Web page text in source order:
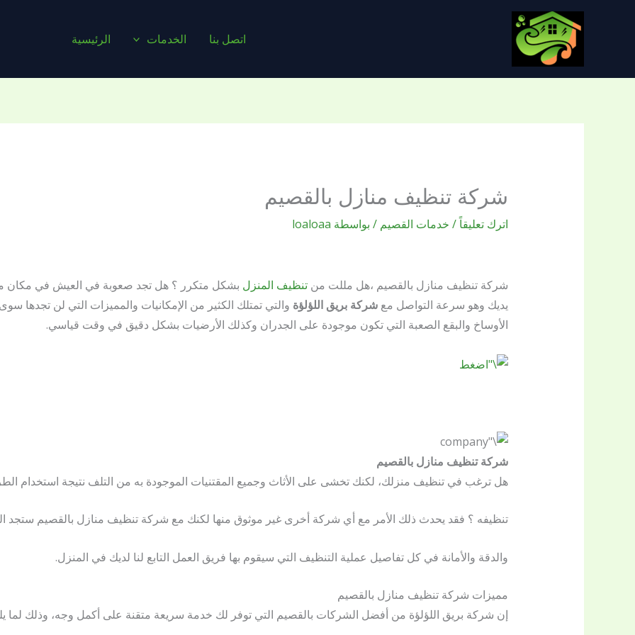
اتصل بنا الخدمات الرئيسية
شركة تنظيف منازل بالقصيم
اترك تعليقاً/ خدمات القصيم / بواسطة loaloaa
شركة تنظيف منازل بالقصيم ،هل مللت من تنظيف المنزل بشكل متكرر ؟ هل تجد صعوبة في العيش في مكان
يديك وهو سرعة التواصل مع شركة بريق اللؤلؤة والتي تمتلك الكثير من الإمكانيات والمميزات التي لن تجدها
الأوساخ والبقع الصعبة التي تكون موجودة على الجدران وكذلك الأرضيات بشكل دقيق في وقت قياسي.
شركة تنظيف منازل بالقصيم
هل ترغب في تنظيف منزلك، لكنك تخشى على الأثاث وجميع المقتنيات الموجودة به من التلف نتيجة استخدام
تنظيفه ؟ فقد يحدث ذلك الأمر مع أي شركة أخرى غير موثوق منها لكنك مع شركة تنظيف منازل بالقصيم ستجد
والدقة والأمانة في كل تفاصيل عملية التنظيف التي سيقوم بها فريق العمل التابع لنا لديك في المنزل.
مميزات شركة تنظيف منازل بالقصيم
إن شركة بريق اللؤلؤة من أفضل الشركات بالقصيم التي توفر لك خدمة سريعة متقنة على أكمل وجه، وذلك لما